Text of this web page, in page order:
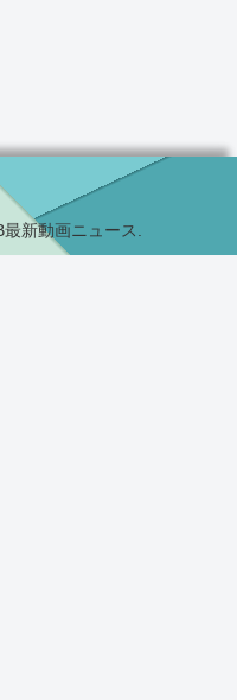
新動画ニュース.